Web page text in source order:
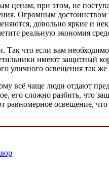
при этом, не
Огромным достоинством
довольно яркие и
реальную экономия
что если вам
имеют защитный
уличного освещения так
всё чаще люди отдают
его сложно разбить, что
освещение,